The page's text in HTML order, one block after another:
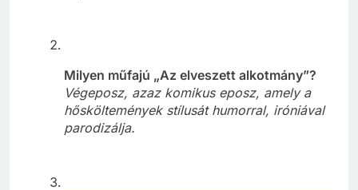
Milyen műfajú „Az elveszett alkotmány”?
Végeposz, azaz komikus eposz, amely a
hősköltemények stílusát humorral, iróniával
parodizálja.